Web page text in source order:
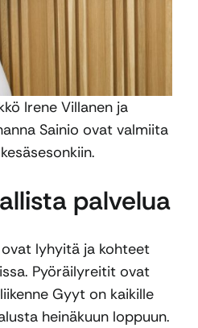
Irene Villanen ja
Sainio ovat valmiita
palvelua
lyhyitä ja kohteet
Pyöräilyreitit ovat
Gyyt on kaikille
heinäkuun loppuun.